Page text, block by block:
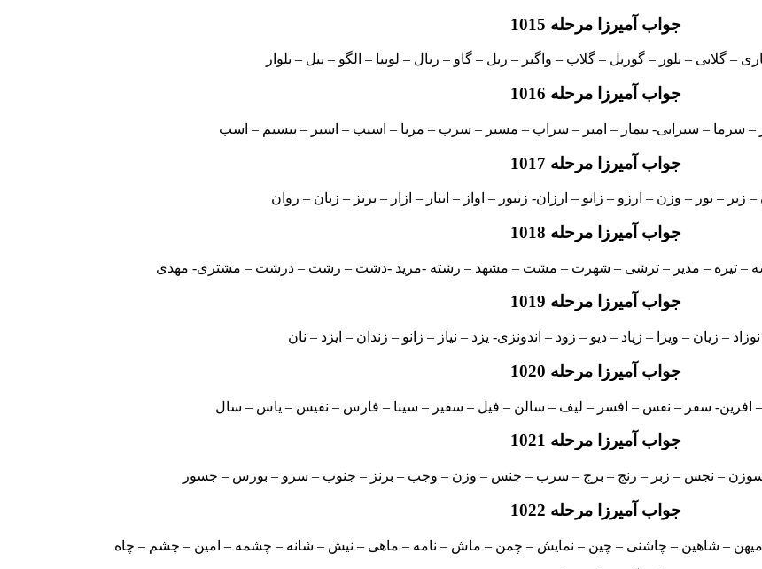
جواب آمیرزا مرحله 1015
– گلابی – بلور – گوریل – گلاب – واگیر – ریل – گاو – ریال – لوبیا – الگو – بیل – بلوار
جواب آمیرزا مرحله 1016
سرما – سیرابی- بیمار – امیر – سراب – مسیر – سرب – مربا – اسیب – اسیر – بیسیم – اسب
جواب آمیرزا مرحله 1017
– زبر – نور – وزن – ارزو – زانو – ارزان- زنبور – اواز – انبار – ازار – برنز – زبان – روان
جواب آمیرزا مرحله 1018
– تیره – مدیر – ترشی – شهرت – مشت – مشهد – رشته -مرید -دشت – رشت – درشت – مشتری- مهدی
جواب آمیرزا مرحله 1019
– زیان – ویزا – زیاد – دیو – زود – اندونزی- یزد – نیاز – زانو – زندان – ایزد – نان
جواب آمیرزا مرحله 1020
افرین- سفر – نفس – افسر – لیف – سالن – فیل – سفیر – سینا – فارس – نفیس – یاس – سال
جواب آمیرزا مرحله 1021
سوزن – نجس – زبر – رنج – برج – سرب – جنس – وزن – وجب – برنز – جنوب – سرو – بورس – جسور
جواب آمیرزا مرحله 1022
– شاهین – چاشنی – چین – نمایش – چمن – ماش – نامه – ماهی – نیش – شانه – چشمه – امین – چشم – چاه